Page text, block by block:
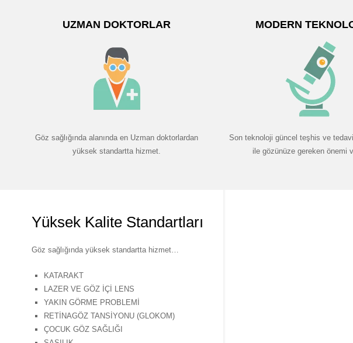
UZMAN DOKTORLAR
Göz sağlığında alanında en Uzman doktorlardan
yüksek standartta hizmet.
MODERN
Son teknoloji güncel teşhis ve
ile gözünüze gereken önemi
Yüksek Kalite Standartları
Göz sağlığında yüksek standartta hizmet…
KATARAKT
LAZER VE GÖZ İÇİ LENS
YAKIN GÖRME PROBLEMİ
RETİNAGÖZ TANSİYONU (GLOKOM)
ÇOCUK GÖZ SAĞLIĞI